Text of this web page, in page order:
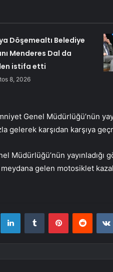
Döşemealtı Belediye
Menderes Dal da
istifa etti
8, 2026
Genel Müdürlüğü’nün
gelerek karşıdan karşıya
Müdürlüğü’nün
gelen motosiklet
LinkedInTumblr PinterestReddit